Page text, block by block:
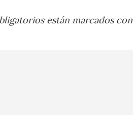
están marcados con